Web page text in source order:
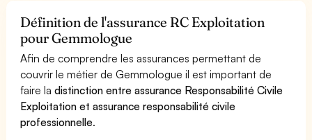
Définition de l'assurance RC Exploitation
pour Gemmologue
Afin de comprendre les assurances permettant de
couvrir le métier de Gemmologue il est important de
faire ladistinction entre assurance Responsabilité Civile
Exploitation et assurance responsabilité civile
professionnelle.